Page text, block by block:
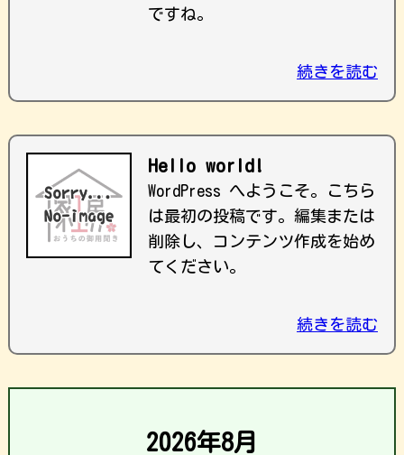
ですね。
続きを読む
Hello world!
WordPress へようこそ。こちら
は最初の投稿です。編集または
削除し、コンテンツ作成を始め
てください。
続きを読む
2026年8月